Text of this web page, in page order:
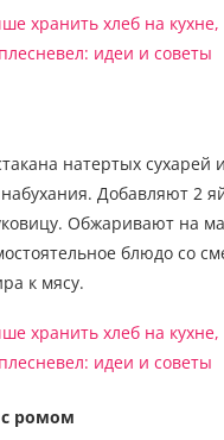
натертых сухарей
Добавляют 2
Обжаривают на
блюдо со
к мясу.
ромом